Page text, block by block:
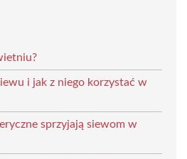
i jak z niego korzystać w
sprzyjają siewom w